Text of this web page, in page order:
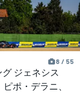
8 / 55
ジェネシス
ポ・デラニ、